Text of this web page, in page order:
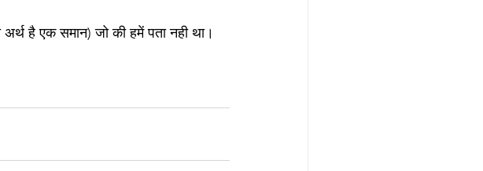
है एक समान) जो की हमें पता नही था।